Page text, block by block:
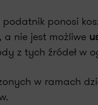
ponosi
nie jest możliwe
z tych źródeł w
w ramach